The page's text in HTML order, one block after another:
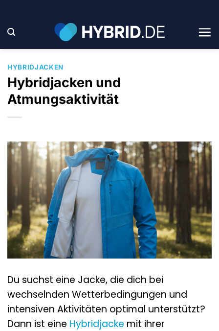
springen
HYBRIDJACKEN
Hybridjacken und
Atmungsaktivität
Du suchst eine Jacke, die dich bei
wechselnden Wetterbedingungen und
intensiven Aktivitäten optimal unterstützt?
Dann ist eine Hybridjacke mit ihrer